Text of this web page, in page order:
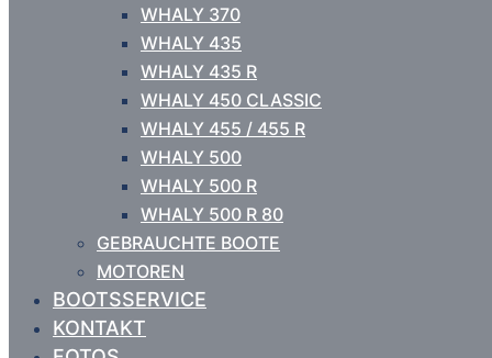
WHALY 370
WHALY 435
WHALY 435 R
WHALY 450 CLASSIC
WHALY 455 / 455 R
WHALY 500
WHALY 500 R
WHALY 500 R 80
GEBRAUCHTE BOOTE
MOTOREN
BOOTSSERVICE
KONTAKT